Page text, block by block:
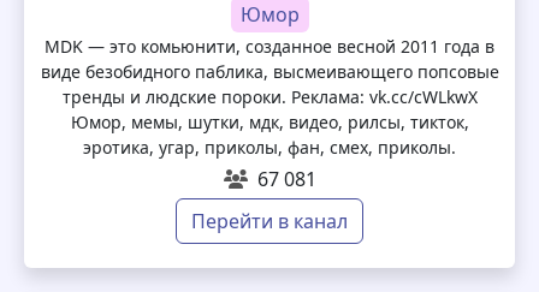
Юмор
MDK — это комьюнити, созданное весной 2011 года в
виде безобидного паблика, высмеивающего попсовые
тренды и людские пороки. Реклама: vk.cc/cWLkwX
Юмор, мемы, шутки, мдк, видео, рилсы, тикток,
эротика, угар, приколы, фан, смех, приколы.
67 081
Перейти в канал